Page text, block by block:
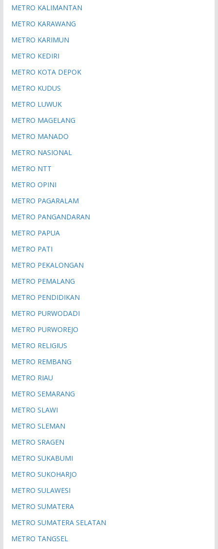
METRO KALIMANTAN
METRO KARAWANG
METRO KARIMUN
METRO KEDIRI
METRO KOTA DEPOK
METRO KUDUS
METRO LUWUK
METRO MAGELANG
METRO MANADO
METRO NASIONAL
METRO NTT
METRO OPINI
METRO PAGARALAM
METRO PANGANDARAN
METRO PAPUA
METRO PATI
METRO PEKALONGAN
METRO PEMALANG
METRO PENDIDIKAN
METRO PURWODADI
METRO PURWOREJO
METRO RELIGIUS
METRO REMBANG
METRO RIAU
METRO SEMARANG
METRO SLAWI
METRO SLEMAN
METRO SRAGEN
METRO SUKABUMI
METRO SUKOHARJO
METRO SULAWESI
METRO SUMATERA
METRO SUMATERA SELATAN
METRO TANGSEL